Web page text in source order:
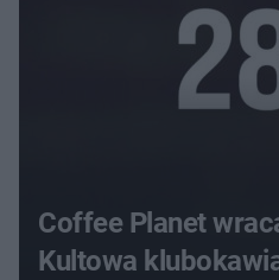
Coffee Planet
Kultowa